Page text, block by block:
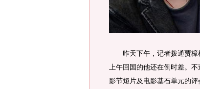
昨天下午，记者拨通贾樟
上午回国的他还在倒时差。
影节短片及电影基石单元的